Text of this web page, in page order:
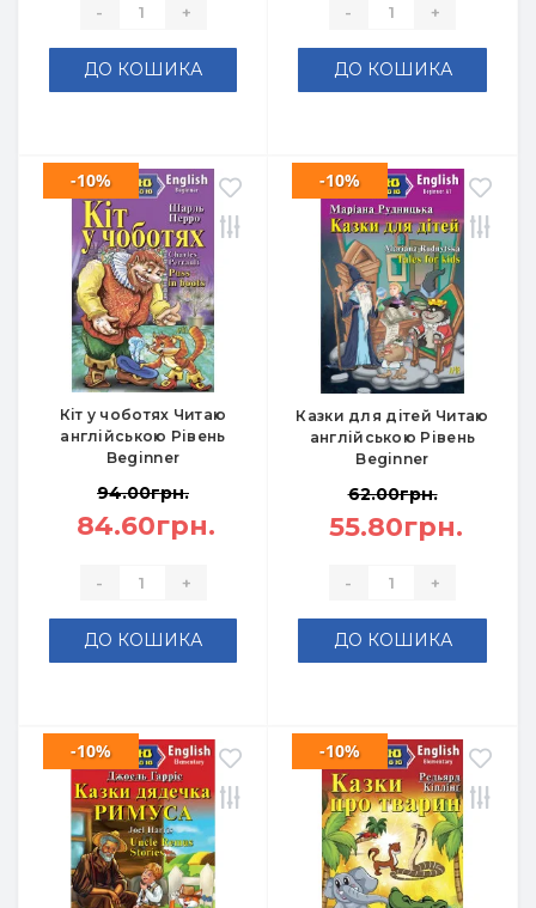
- +
ДО КОШИКА
- +
ДО КОШИКА
Кіт у чоботях Читаю
англійською Рівень
Beginner
-10%
94.00грн.
84.60грн.
- +
ДО КОШИКА
Казки для дітей Читаю
англійською Рівень
Beginner
-10%
62.00грн.
55.80грн.
- +
ДО КОШИКА
-10% -10%